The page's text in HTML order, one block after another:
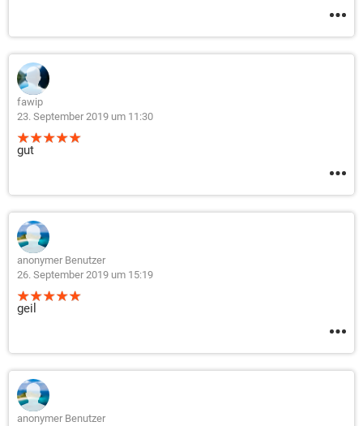
fawip
23. September 2019 um 11:30
gut
anonymer Benutzer
26. September 2019 um 15:19
geil
anonymer Benutzer